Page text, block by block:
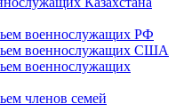
военнослужащих РФ
военнослужащих США
военнослужащих
членов семей